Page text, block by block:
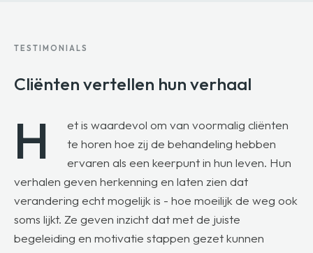
TESTIMONIALS
Cliënten vertellen hun verhaal
H
et is waardevol om van voormalig cliënten
te horen hoe zij de behandeling hebben
ervaren als een keerpunt in hun leven. Hun
verhalen geven herkenning en laten zien dat
verandering echt mogelijk is - hoe moeilijk de weg ook
soms lijkt. Ze geven inzicht dat met de juiste
begeleiding en motivatie stappen gezet kunnen